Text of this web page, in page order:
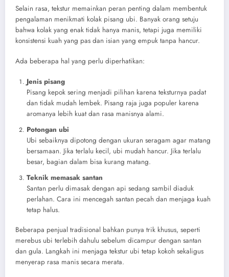
Selain rasa, tekstur memainkan peran penting dalam membentuk
pengalaman menikmati kolak pisang ubi. Banyak orang setuju
bahwa kolak yang enak tidak hanya manis, tetapi juga memiliki
konsistensi kuah yang pas dan isian yang empuk tanpa hancur.
Ada beberapa hal yang perlu diperhatikan:
Jenis pisang
Pisang kepok sering menjadi pilihan karena teksturnya padat
dan tidak mudah lembek. Pisang raja juga populer karena
aromanya lebih kuat dan rasa manisnya alami.
Potongan ubi
Ubi sebaiknya dipotong dengan ukuran seragam agar matang
bersamaan. Jika terlalu kecil, ubi mudah hancur. Jika terlalu
besar, bagian dalam bisa kurang matang.
Teknik memasak santan
Santan perlu dimasak dengan api sedang sambil diaduk
perlahan. Cara ini mencegah santan pecah dan menjaga kuah
tetap halus.
Beberapa penjual tradisional bahkan punya trik khusus, seperti
merebus ubi terlebih dahulu sebelum dicampur dengan santan
dan gula. Langkah ini menjaga tekstur ubi tetap kokoh sekaligus
menyerap rasa manis secara merata.